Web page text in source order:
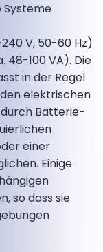
Systeme
V, 50-60 Hz)
100 VA). Die
in der Regel
elektrischen
Batterie-
einer
Einige
so dass sie